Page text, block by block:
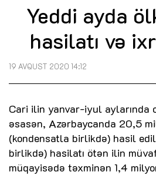
Yeddi ayda
hasilatı və
19 AVQUST 2020 14:12
Cari ilin yanvar-iyul aylarında
əsasən, Azərbaycanda 20,5
(kondensatla birlikdə) hasil
birlikdə) hasilatı ötən ilin
müqayisədə təxminən 1,4